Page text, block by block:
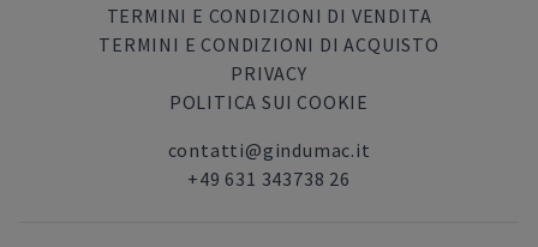
TERMINI E CONDIZIONI DI VENDITA
TERMINI E CONDIZIONI DI ACQUISTO
PRIVACY
POLITICA SUI COOKIE
contatti@gindumac.it
+49 631 343738 26